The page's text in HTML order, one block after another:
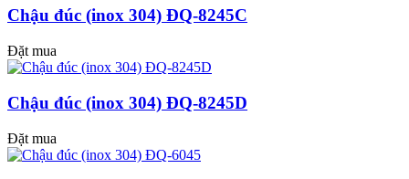
Chậu đúc (inox 304) ĐQ-8245C
Đặt mua
Chậu đúc (inox 304) ĐQ-8245D
Đặt mua